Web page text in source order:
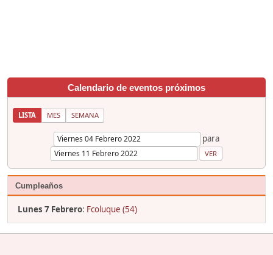
Calendario de eventos próximos
LISTA MES SEMANA
para
Cumpleaños
Lunes 7 Febrero: Fcoluque (54)